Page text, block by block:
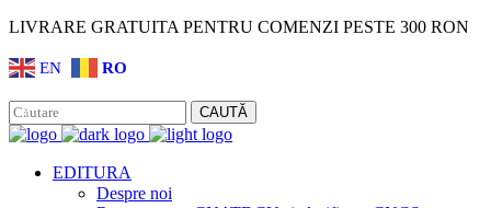
LIVRARE GRATUITA PENTRU COMENZI PESTE 300 RON
EN RO
CAUTĂ
EDITURA
Despre noi